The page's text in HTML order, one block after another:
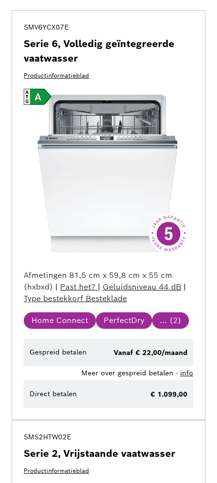
SMV6YCX07E
Serie 6, Volledig geïntegreerde
vaatwasser
Productinformatieblad
Afmetingen 81,5 cm x 59,8 cm x 55 cm
(hxbxd) | Past het? | Geluidsniveau 44 dB |
Type bestekkorf Besteklade
Home Connect PerfectDry ... (2)
Gespreid betalen Vanaf € 22,00/maand
Meer over gespreid betalen - info
Direct betalen € 1.099,00
SMS2HTW02E
Serie 2, Vrijstaande vaatwasser
Productinformatieblad